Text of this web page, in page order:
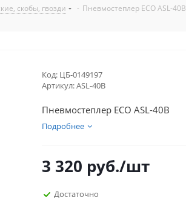
скобы, гвозди - Пневмостеплер ECO ASL-40B
Код: ЦБ-0149197
Артикул:ASL-40B
Пневмостеплер ECO ASL-40B
Подробнее
3 320 руб./шт
Достаточно